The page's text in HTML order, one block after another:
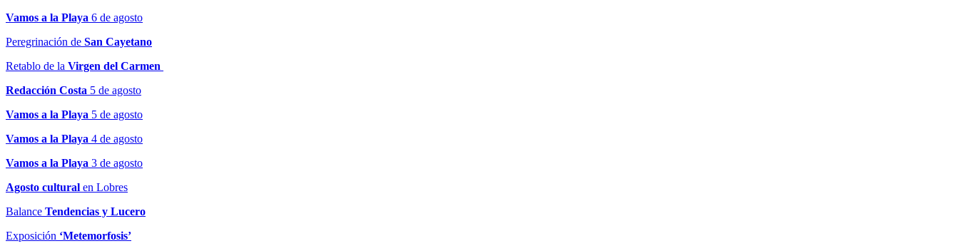
Vamos a la Playa 6 de agosto
Peregrinación de San Cayetano
Retablo de la Virgen del Carmen
Redacción Costa 5 de agosto
Vamos a la Playa 5 de agosto
Vamos a la Playa 4 de agosto
Vamos a la Playa 3 de agosto
Agosto cultural en Lobres
Balance Tendencias y Lucero
Exposición ‘Metemorfosis’